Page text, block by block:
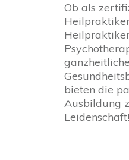
Ob als
bieten die
Ausbildung
Leidenschaft!